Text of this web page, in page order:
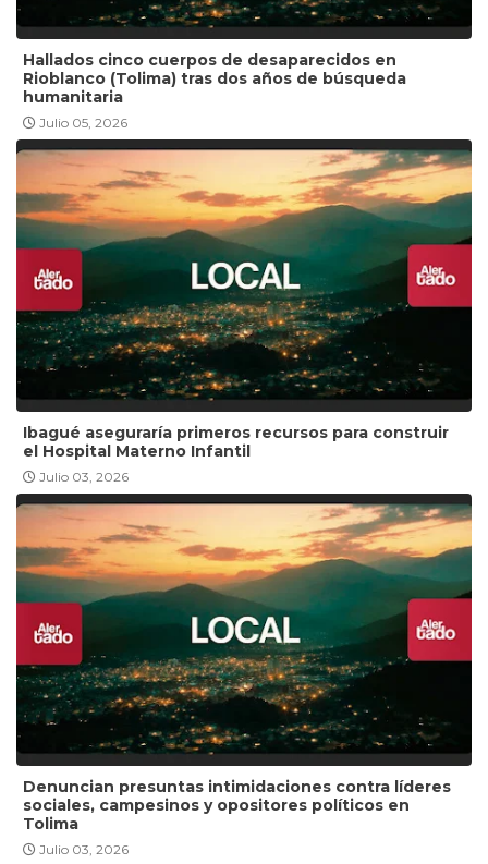
Hallados cinco cuerpos de desaparecidos en
Rioblanco (Tolima) tras dos años de búsqueda
humanitaria
Julio 05, 2026
Ibagué aseguraría primeros recursos para construir
el Hospital Materno Infantil
Julio 03, 2026
Denuncian presuntas intimidaciones contra líderes
sociales, campesinos y opositores políticos en
Tolima
Julio 03, 2026